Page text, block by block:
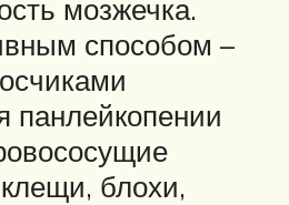
мозжечка.
способом –
панлейкопении
блохи,